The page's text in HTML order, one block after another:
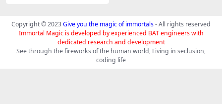
Copyright © 2023Give you the magic of immortals- All rights reserved
Immortal Magic is developed by experienced BAT engineers with
dedicated research and development
See through the fireworks of the human world, Living in seclusion,
coding life